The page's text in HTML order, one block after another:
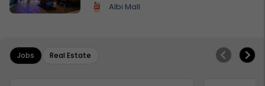
Albi Mall
Jobs Real Estate